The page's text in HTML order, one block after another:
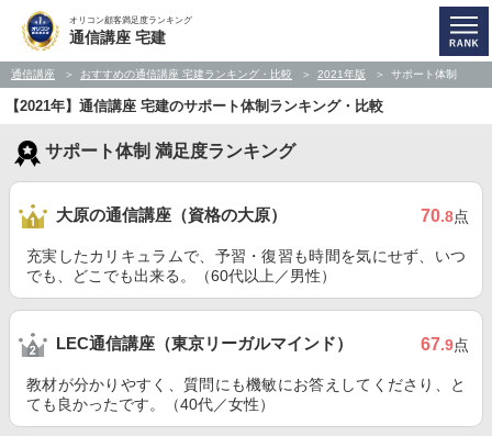
オリコン顧客満足度ランキング
通信講座 宅建
通信講座 おすすめの通信講座 宅建ランキング・比較 2021年版 サポート体制
【2021年】通信講座 宅建のサポート体制ランキング・比較
サポート体制 満足度ランキング
大原の通信講座（資格の大原） 70.8点
充実したカリキュラムで、予習・復習も時間を気にせず、いつ
でも、どこでも出来る。（60代以上／男性）
LEC通信講座（東京リーガルマインド） 67.9点
教材が分かりやすく、質問にも機敏にお答えしてくださり、と
ても良かったです。（40代／女性）